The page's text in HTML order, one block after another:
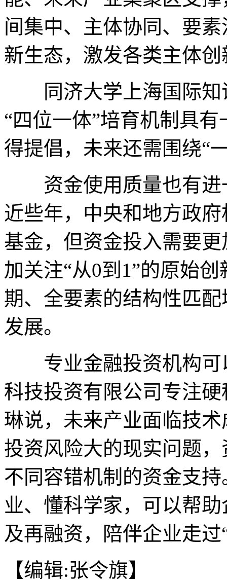
间集中、主体协同、要
新生态，激发各类主体
同济大学上海国际知
“四位一体”培育机制具
得提倡，未来还需围绕“
资金使用质量也有进
近些年，中央和地方政
基金，但资金投入需要
加关注“从0到1”的原始
期、全要素的结构性匹
发展。
专业金融投资机构可
科技投资有限公司专注
琳说，未来产业面临技
投资风险大的现实问题
不同容错机制的资金支
业、懂科学家，可以帮
及再融资，陪伴企业走过
【编辑:张令旗】